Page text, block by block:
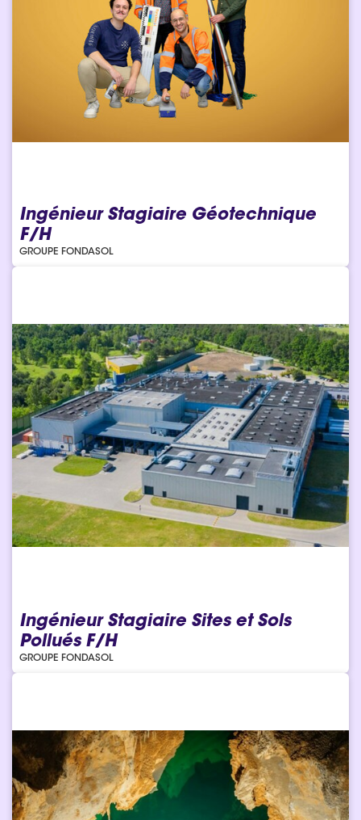
Ingénieur Stagiaire Géotechnique
F/H
GROUPE FONDASOL
Ingénieur Stagiaire Sites et Sols
Pollués F/H
GROUPE FONDASOL